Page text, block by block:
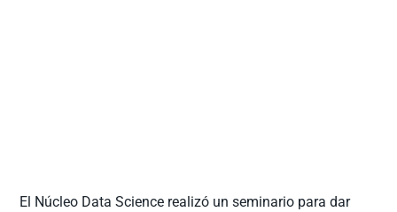
El Núcleo Data Science realizó un seminario para dar